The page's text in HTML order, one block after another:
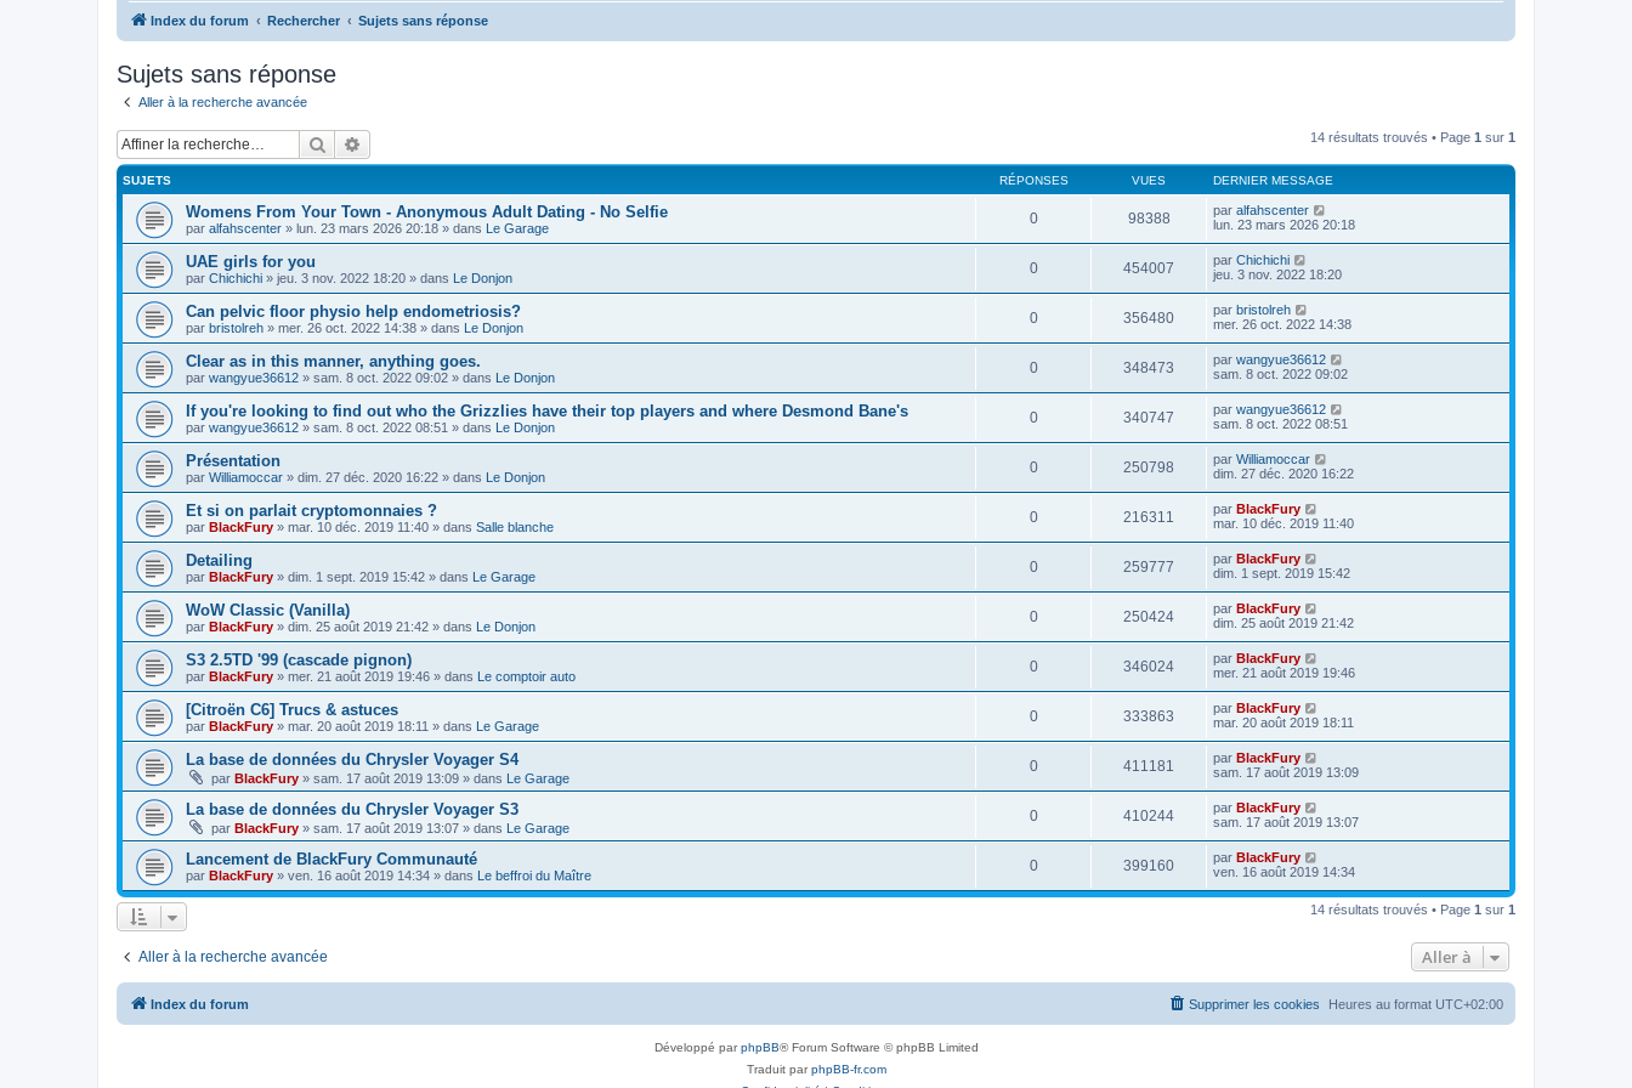
Index du forum Rechercher Sujets sans réponse
Sujets sans réponse
Aller à la recherche avancée
Rechercher 14 résultats trouvés • Page 1 sur 1
SUJETS RÉPONSES VUES DERNIER MESSAGE
Womens From Your Town - Anonymous Adult Dating - No Selfie
par alfahscenter » lun. 23 mars 2026 20:18 » dans Le Garage
0 98388 par alfahscenter
lun. 23 mars 2026 20:18
UAE girls for you
par Chichichi » jeu. 3 nov. 2022 18:20 » dans Le Donjon
0 454007 par Chichichi
jeu. 3 nov. 2022 18:20
Can pelvic floor physio help endometriosis?
par bristolreh » mer. 26 oct. 2022 14:38 » dans Le Donjon
0 356480 par bristolreh
mer. 26 oct. 2022 14:38
Clear as in this manner, anything goes.
par wangyue36612 » sam. 8 oct. 2022 09:02 » dans Le Donjon
0 348473 par wangyue36612
sam. 8 oct. 2022 09:02
If you're looking to find out who the Grizzlies have their top players and where Desmond Bane's
par wangyue36612 » sam. 8 oct. 2022 08:51 » dans Le Donjon
0 340747 par wangyue36612
sam. 8 oct. 2022 08:51
Présentation
par Williamoccar » dim. 27 déc. 2020 16:22 » dans Le Donjon
0 250798 par Williamoccar
dim. 27 déc. 2020 16:22
Et si on parlait cryptomonnaies ?
par BlackFury » mar. 10 déc. 2019 11:40 » dans Salle blanche
0 216311 par BlackFury
mar. 10 déc. 2019 11:40
Detailing
par BlackFury » dim. 1 sept. 2019 15:42 » dans Le Garage
0 259777 par BlackFury
dim. 1 sept. 2019 15:42
WoW Classic (Vanilla)
par BlackFury » dim. 25 août 2019 21:42 » dans Le Donjon
0 250424 par BlackFury
dim. 25 août 2019 21:42
S3 2.5TD '99 (cascade pignon)
par BlackFury » mer. 21 août 2019 19:46 » dans Le comptoir auto
0 346024 par BlackFury
mer. 21 août 2019 19:46
[Citroën C6] Trucs & astuces
par BlackFury » mar. 20 août 2019 18:11 » dans Le Garage
0 333863 par BlackFury
mar. 20 août 2019 18:11
La base de données du Chrysler Voyager S4
par BlackFury » sam. 17 août 2019 13:09 » dans Le Garage
0 411181 par BlackFury
sam. 17 août 2019 13:09
La base de données du Chrysler Voyager S3
par BlackFury » sam. 17 août 2019 13:07 » dans Le Garage
0 410244 par BlackFury
sam. 17 août 2019 13:07
Lancement de BlackFury Communauté
par BlackFury » ven. 16 août 2019 14:34 » dans Le beffroi du Maître
0 399160 par BlackFury
ven. 16 août 2019 14:34
14 résultats trouvés • Page 1 sur 1
Aller à la recherche avancée Aller à
Index du forum Heures au format UTC+02:00
Supprimer les cookies
Développé parphpBB® Forum Software © phpBB Limited
Traduit parphpBB-fr.com